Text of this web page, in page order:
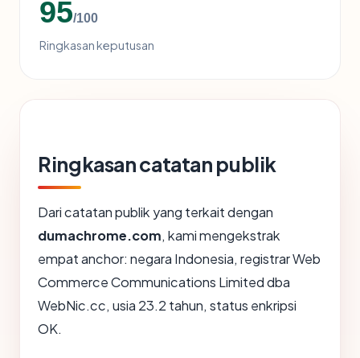
95/100
Ringkasan keputusan
Ringkasan catatan publik
Dari catatan publik yang terkait dengan
dumachrome.com, kami mengekstrak
empat anchor: negara Indonesia, registrar Web
Commerce Communications Limited dba
WebNic.cc, usia 23.2 tahun, status enkripsi
OK.